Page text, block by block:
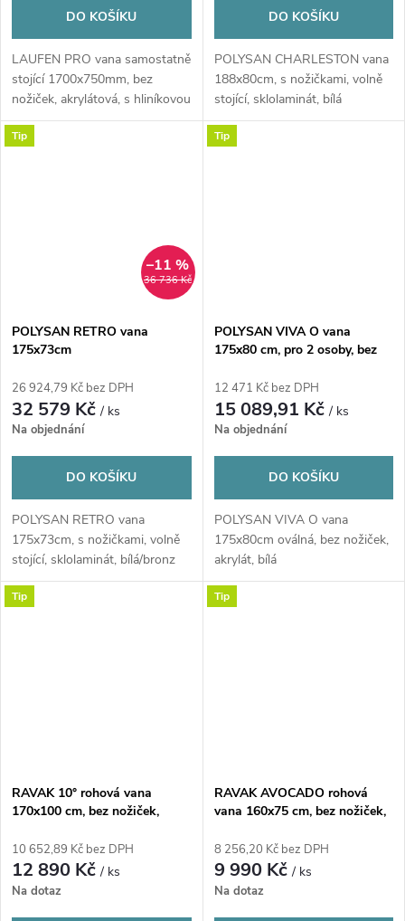
DO KOŠÍKU
LAUFEN PRO vana samostatně
stojící 1700x750mm, bez
nožiček, akrylátová, s hliníkovou
konstrukcí,...
DO KOŠÍKU
POLYSAN CHARLESTON vana
188x80cm, s nožičkami, volně
stojící, sklolaminát, bílá
Tip
36 736 Kč
–11 %
POLYSAN RETRO vana
175x73cm
26 924,79 Kč bez DPH
32 579 Kč/ ks
Na objednání
DO KOŠÍKU
POLYSAN RETRO vana
175x73cm, s nožičkami, volně
stojící, sklolaminát, bílá/bronz
Tip
POLYSAN VIVA O vana
175x80 cm, pro 2 osoby, bez
12 471 Kč bez DPH
15 089,91 Kč/ ks
Na objednání
DO KOŠÍKU
POLYSAN VIVA O vana
175x80cm oválná, bez nožiček,
akrylát, bílá
Tip
RAVAK 10° rohová vana
170x100 cm, bez nožiček,
10 652,89 Kč bez DPH
12 890 Kč/ ks
Na dotaz
Tip
RAVAK AVOCADO rohová
vana 160x75 cm, bez nožiček,
8 256,20 Kč bez DPH
9 990 Kč/ ks
Na dotaz